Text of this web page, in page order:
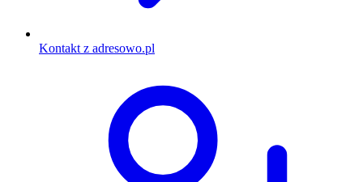
Kontakt z adresowo.pl